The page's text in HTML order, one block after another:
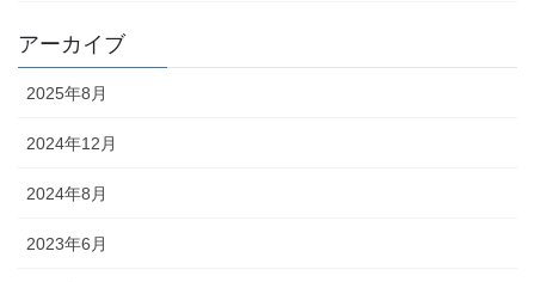
アーカイブ
2025年8月
2024年12月
2024年8月
2023年6月